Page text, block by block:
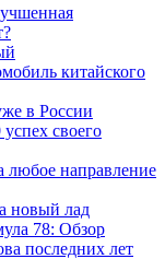
китайского
в России
своего
любое направление
новый лад
78: Обзор
последних лет